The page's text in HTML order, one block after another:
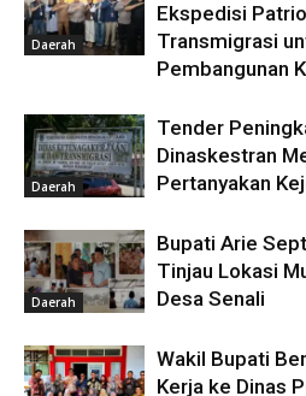
Daerah
Ekspedisi
Transmigrasi
Pembangunan
Daerah
Tender
Dinaskestran
Pertanyakan
Daerah
Bupati Arie
Tinjau Lokasi
Desa Senali
Wakil Bupati
Kerja ke Dinas